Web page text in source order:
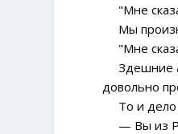
"Мне
Мы
"Мне
Здешние
довольно
То и дело
— Вы из